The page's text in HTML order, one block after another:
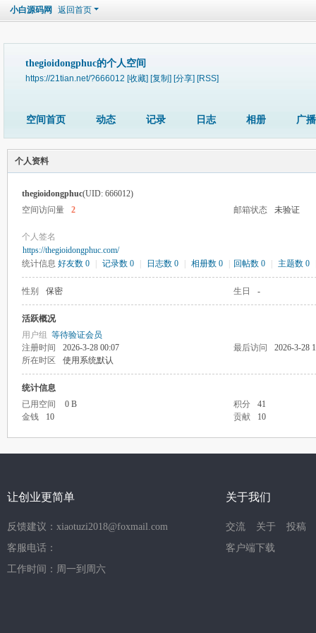
小白源码网 返回首页
thegioidongphuc的个人空间
https://21tian.net/?666012 [收藏] [复制] [分享] [RSS]
空间首页 动态 记录 日志 相册 广播
个人资料
thegioidongphuc(UID: 666012)
空间访问量
2 邮箱状态 未验证
个人签名
https://thegioidongphuc.com/
统计信息 好友数 0 记录数 0 日志数 0 相册数 0 回帖数 0 主题数 0
性别 保密 生日 -
活跃概况
用户组 等待验证会员
注册时间
2026-3-28 00:07 最后访问
2026-3-28
所在时区
使用系统默认
统计信息
已用空间
0 B 积分
41
金钱
10 贡献 10
让创业更简单
反馈建议：xiaotuzi2018@foxmail.com
客服电话：
工作时间：周一到周六
关于我们
交流 关于
投稿
客户端下载